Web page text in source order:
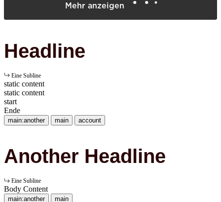
Mehr anzeigen
Headline
Eine Subline
static content
static content
start
Ende
main:another main account
Another Headline
Eine Subline
Body Content
main:another main